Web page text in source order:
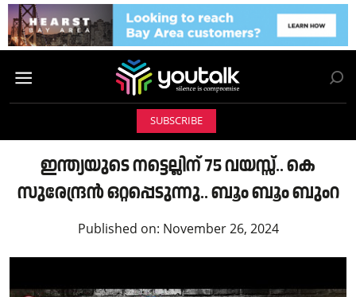
SUBSCRIBE
ഇന്ത്യയുടെ നട്ടെല്ലിന് 75 വയസ്സ്.. കെ
സുരേന്ദ്രൻ ഒറ്റപ്പെടുന്നു.. ബൂം ബൂം ബുംറ
Published on: November 26, 2024